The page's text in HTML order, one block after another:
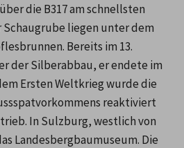
die B317 am schnellsten
liegen unter dem
Bereits im 13.
der Silberabbau, er endete im
Ersten Weltkrieg wurde die
reaktiviert
In Sulzburg, westlich von
Landesbergbaumuseum. Die